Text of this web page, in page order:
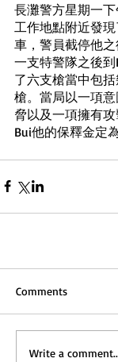
長灘警方星期一
工作地點附近發
車，警員截停他
一支特警隊之後
了六支槍當中包
槍。當局以一項
脅以及一項擁有
Bui他的保釋金定為
Comments
Write a